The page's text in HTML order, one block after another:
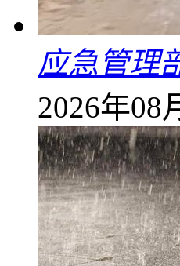
应急管理
2026年08